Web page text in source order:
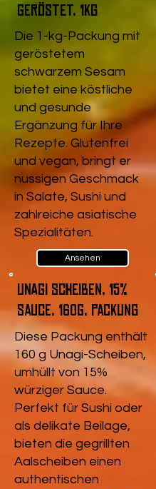
geröstet, 1kg
Die 1-kg-Packung mit
geröstetem
schwarzem Sesam
bietet eine köstliche
und gesunde
Ergänzung für Ihre
Rezepte. Glutenfrei
und vegan, bringt er
nussigen Geschmack
in Salate, Sushi und
zahlreiche asiatische
Spezialitäten.
Ansehen
Unagi Scheiben, 15%
Sauce, 160g, Packung
Diese Packung enthält
160 g Unagi-Scheiben,
umhüllt von 15%
würziger Sauce.
Perfekt für Sushi oder
als delikate Beilage,
bieten die gegrillten
Aalscheiben einen
authentischen